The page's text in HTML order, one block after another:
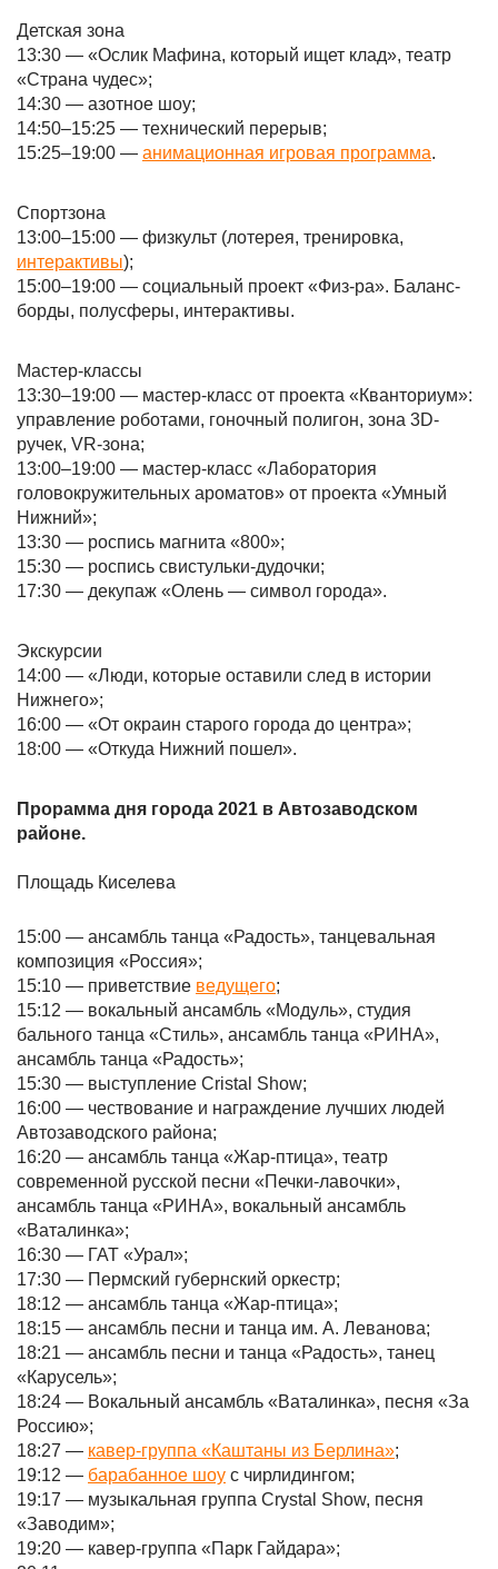
Детская зона
13:30 — «Ослик Мафина, который ищет клад», театр
«Страна чудес»;
14:30 — азотное шоу;
14:50–15:25 — технический перерыв;
15:25–19:00 — анимационная игровая программа.
Спортзона
13:00–15:00 — физкульт (лотерея, тренировка,
интерактивы);
15:00–19:00 — социальный проект «Физ-ра». Баланс-
борды, полусферы, интерактивы.
Мастер-классы
13:30–19:00 — мастер-класс от проекта «Кванториум»:
управление роботами, гоночный полигон, зона 3D-
ручек, VR-зона;
13:00–19:00 — мастер-класс «Лаборатория
головокружительных ароматов» от проекта «Умный
Нижний»;
13:30 — роспись магнита «800»;
15:30 — роспись свистульки-дудочки;
17:30 — декупаж «Олень — символ города».
Экскурсии
14:00 — «Люди, которые оставили след в истории
Нижнего»;
16:00 — «От окраин старого города до центра»;
18:00 — «Откуда Нижний пошел».
Прорамма дня города 2021 в Автозаводском
районе.
Площадь Киселева
15:00 — ансамбль танца «Радость», танцевальная
композиция «Россия»;
15:10 — приветствие ведущего;
15:12 — вокальный ансамбль «Модуль», студия
бального танца «Стиль», ансамбль танца «РИНА»,
ансамбль танца «Радость»;
15:30 — выступление Cristal Show;
16:00 — чествование и награждение лучших людей
Автозаводского района;
16:20 — ансамбль танца «Жар-птица», театр
современной русской песни «Печки-лавочки»,
ансамбль танца «РИНА», вокальный ансамбль
«Ваталинка»;
16:30 — ГАТ «Урал»;
17:30 — Пермский губернский оркестр;
18:12 — ансамбль танца «Жар-птица»;
18:15 — ансамбль песни и танца им. А. Леванова;
18:21 — ансамбль песни и танца «Радость», танец
«Карусель»;
18:24 — Вокальный ансамбль «Ваталинка», песня «За
Россию»;
18:27 — кавер-группа «Каштаны из Берлина»;
19:12 — барабанное шоу с чирлидингом;
19:17 — музыкальная группа Crystal Show, песня
«Заводим»;
19:20 — кавер-группа «Парк Гайдара»;